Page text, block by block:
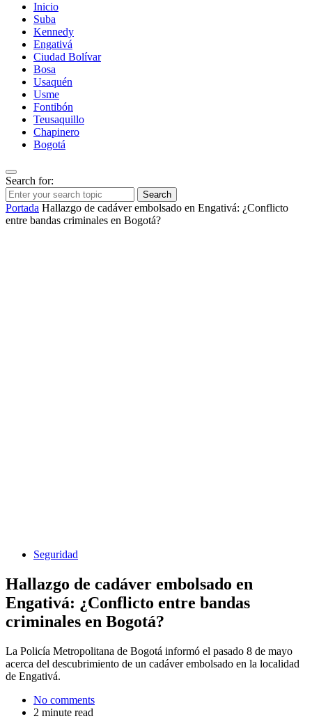
Inicio
Suba
Kennedy
Engativá
Ciudad Bolívar
Bosa
Usaquén
Usme
Fontibón
Teusaquillo
Chapinero
Bogotá
Search for:
Search
Portada Hallazgo de cadáver embolsado en Engativá: ¿Conflicto
entre bandas criminales en Bogotá?
Seguridad
Hallazgo de cadáver embolsado en
Engativá: ¿Conflicto entre bandas
criminales en Bogotá?
La Policía Metropolitana de Bogotá informó el pasado 8 de mayo
acerca del descubrimiento de un cadáver embolsado en la localidad
de Engativá.
No comments
2 minute read